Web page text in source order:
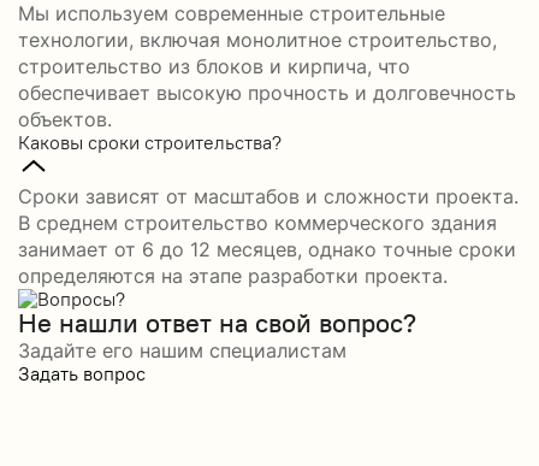
Мы используем современные строительные
технологии, включая монолитное строительство,
строительство из блоков и кирпича, что
обеспечивает высокую прочность и долговечность
объектов.
Каковы сроки строительства?
Сроки зависят от масштабов и сложности проекта.
В среднем строительство коммерческого здания
занимает от 6 до 12 месяцев, однако точные сроки
определяются на этапе разработки проекта.
Не нашли ответ на свой вопрос?
Задайте его нашим специалистам
Задать вопрос